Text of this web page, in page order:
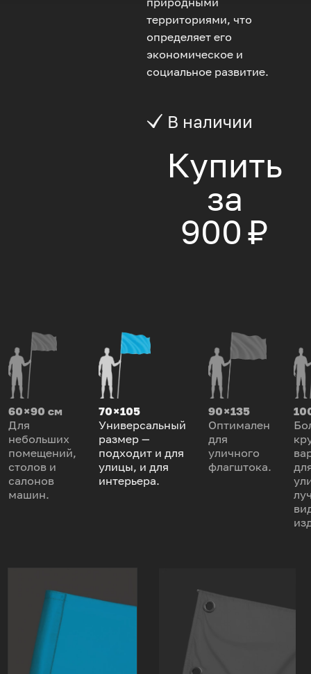
территориями, что
определяет его
экономическое и
социальное развитие.
В наличии
Купить
за
900 ₽
60 × 90 см
Для
небольших
помещений,
столов и
салонов
машин.
70 × 105
Универсальный
размер —
подходит и для
улицы, и для
интерьера.
90 × 135
Оптимален
для
уличного
флагштока.